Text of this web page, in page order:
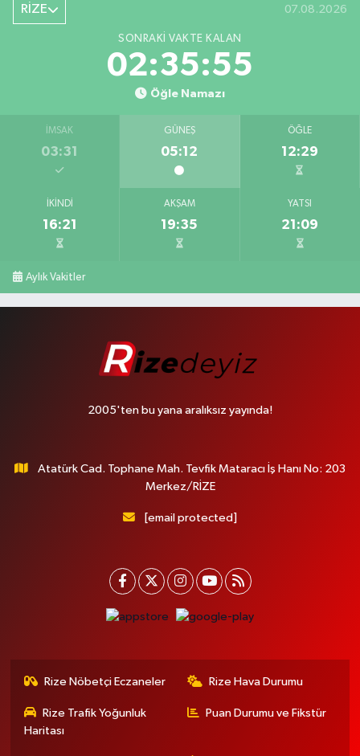
RİZE 07.08.2026
SONRAKI VAKTE KALAN
02:35:55
Öğle Namazı
İMSAK
03:31
GÜNEŞ
05:12
ÖĞLE
12:29
İKINDI
16:21
AKŞAM
19:35
YATSI
21:09
Aylık Vakitler
2005'ten bu yana aralıksız yayında!
Atatürk Cad. Tophane Mah. Tevfik Mataracı İş Hanı No: 203
Merkez/RİZE
[email protected]
Rize Nöbetçi Eczaneler Rize Hava Durumu
Rize Trafik Yoğunluk
Haritası
Puan Durumu ve Fikstür